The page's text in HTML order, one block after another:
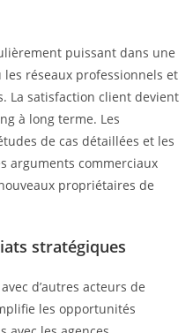
puissant dans une
les réseaux professionnels et
La satisfaction client devient
à long terme. Les
de cas détaillées et les
arguments commerciaux
propriétaires de
stratégiques
d’autres acteurs de
les opportunités